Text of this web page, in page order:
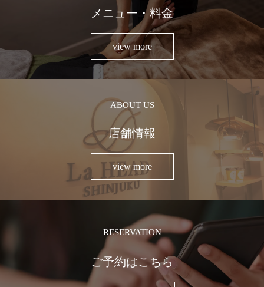
メニュー・料金
view more
ABOUT US
店舗情報
view more
RESERVATION
ご予約はこちら